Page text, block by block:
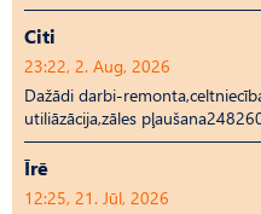
Citi
23:22, 2. Aug, 2026
Dažādi darbi-
utiliāzācija,zāles
Īrē
12:25, 21. Jūl, 2026